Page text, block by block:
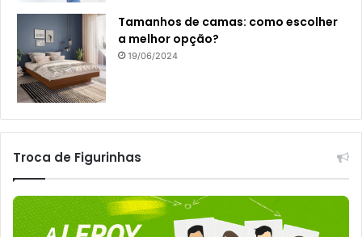
Tamanhos de camas: como escolher
a melhor opção?
19/06/2024
Troca de Figurinhas